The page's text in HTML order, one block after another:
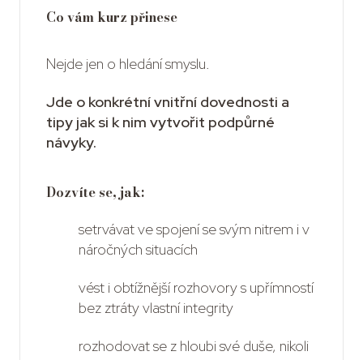
Co vám kurz přinese
Nejde jen o hledání smyslu.
Jde o konkrétní vnitřní dovednosti a
tipy jak si k nim vytvořit podpůrné
návyky.
Dozvíte se, jak:
setrvávat ve spojení se svým nitrem i v
náročných situacích
vést i obtížnější rozhovory s upřímností
bez ztráty vlastní integrity
rozhodovat se z hloubi své duše, nikoli